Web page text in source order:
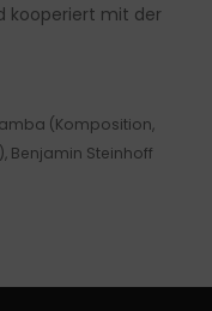
kooperiert mit der
(Komposition,
Benjamin Steinhoff